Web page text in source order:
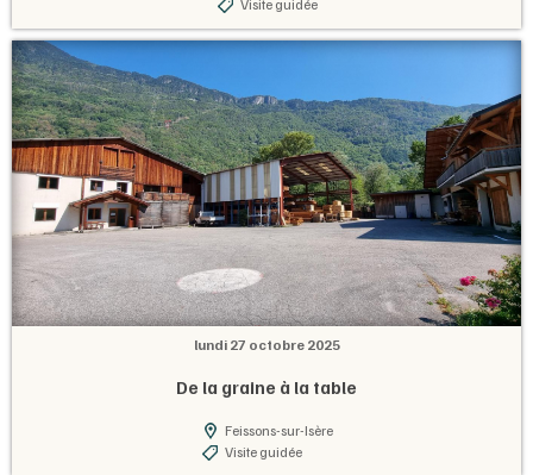
Visite guidée
lundi 27 octobre 2025
De la graine à la table
Feissons-sur-Isère
Visite guidée